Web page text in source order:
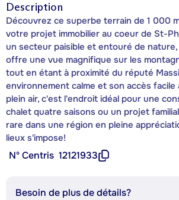
Description
Découvrez ce superbe terrain de 1 000
votre projet immobilier au coeur de St-
un secteur paisible et entouré de
offre une vue magnifique sur les
tout en étant à proximité du réputé
environnement calme et son accès facile
plein air, c'est l'endroit idéal pour une
chalet quatre saisons ou un projet
rare dans une région en pleine
lieux s'impose!
Nº Centris 12121933
Besoin de plus de détails?